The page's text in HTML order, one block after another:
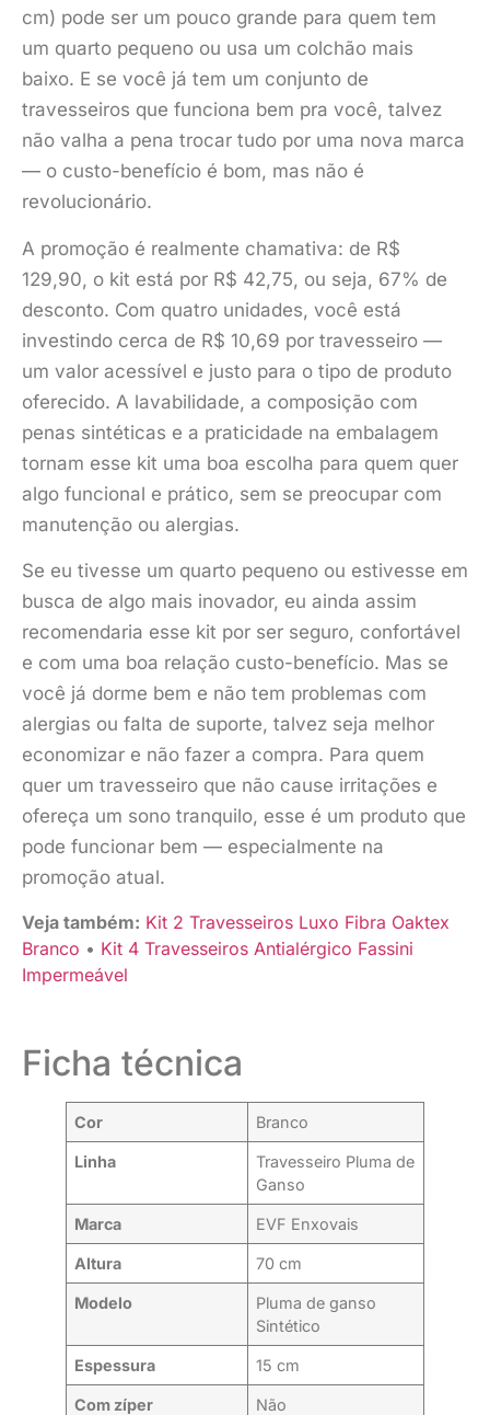
cm) pode ser um pouco grande para quem tem
um quarto pequeno ou usa um colchão mais
baixo. E se você já tem um conjunto de
travesseiros que funciona bem pra você, talvez
não valha a pena trocar tudo por uma nova marca
— o custo-benefício é bom, mas não é
revolucionário.
A promoção é realmente chamativa: de R$
129,90, o kit está por R$ 42,75, ou seja, 67% de
desconto. Com quatro unidades, você está
investindo cerca de R$ 10,69 por travesseiro —
um valor acessível e justo para o tipo de produto
oferecido. A lavabilidade, a composição com
penas sintéticas e a praticidade na embalagem
tornam esse kit uma boa escolha para quem quer
algo funcional e prático, sem se preocupar com
manutenção ou alergias.
Se eu tivesse um quarto pequeno ou estivesse em
busca de algo mais inovador, eu ainda assim
recomendaria esse kit por ser seguro, confortável
e com uma boa relação custo-benefício. Mas se
você já dorme bem e não tem problemas com
alergias ou falta de suporte, talvez seja melhor
economizar e não fazer a compra. Para quem
quer um travesseiro que não cause irritações e
ofereça um sono tranquilo, esse é um produto que
pode funcionar bem — especialmente na
promoção atual.
Veja também: Kit 2 Travesseiros Luxo Fibra Oaktex
Branco • Kit 4 Travesseiros Antialérgico Fassini
Impermeável
Ficha técnica
Cor Branco
Linha
Travesseiro Pluma de
Ganso
Marca EVF Enxovais
Altura 70 cm
Modelo
Pluma de ganso
Sintético
Espessura 15 cm
Com zíper Não